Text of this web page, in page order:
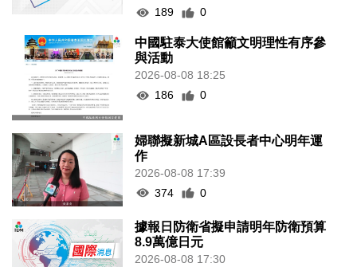
189
0
中國駐泰大使館籲文明理性有序參
與活動
2026-08-08 18:25
186
0
婦聯擬新城A區設長者中心明年運
作
2026-08-08 17:39
374
0
據報日防衛省擬申請明年防衛預算
8.9萬億日元
2026-08-08 17:30